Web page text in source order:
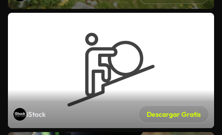
iStock Descargar Gratis